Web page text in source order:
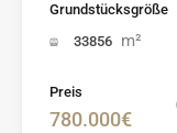
Grundstücksgröße
33856 m²
Preis
780.000€